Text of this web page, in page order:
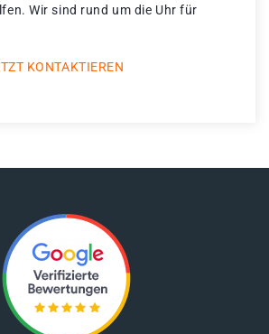
Wir sind rund um die Uhr für
KONTAKTIEREN